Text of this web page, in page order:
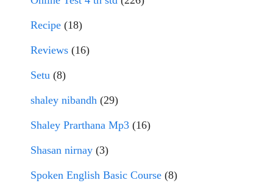
Recipe (18)
Reviews (16)
Setu (8)
shaley nibandh (29)
Shaley Prarthana Mp3 (16)
Shasan nirnay (3)
Spoken English Basic Course (8)